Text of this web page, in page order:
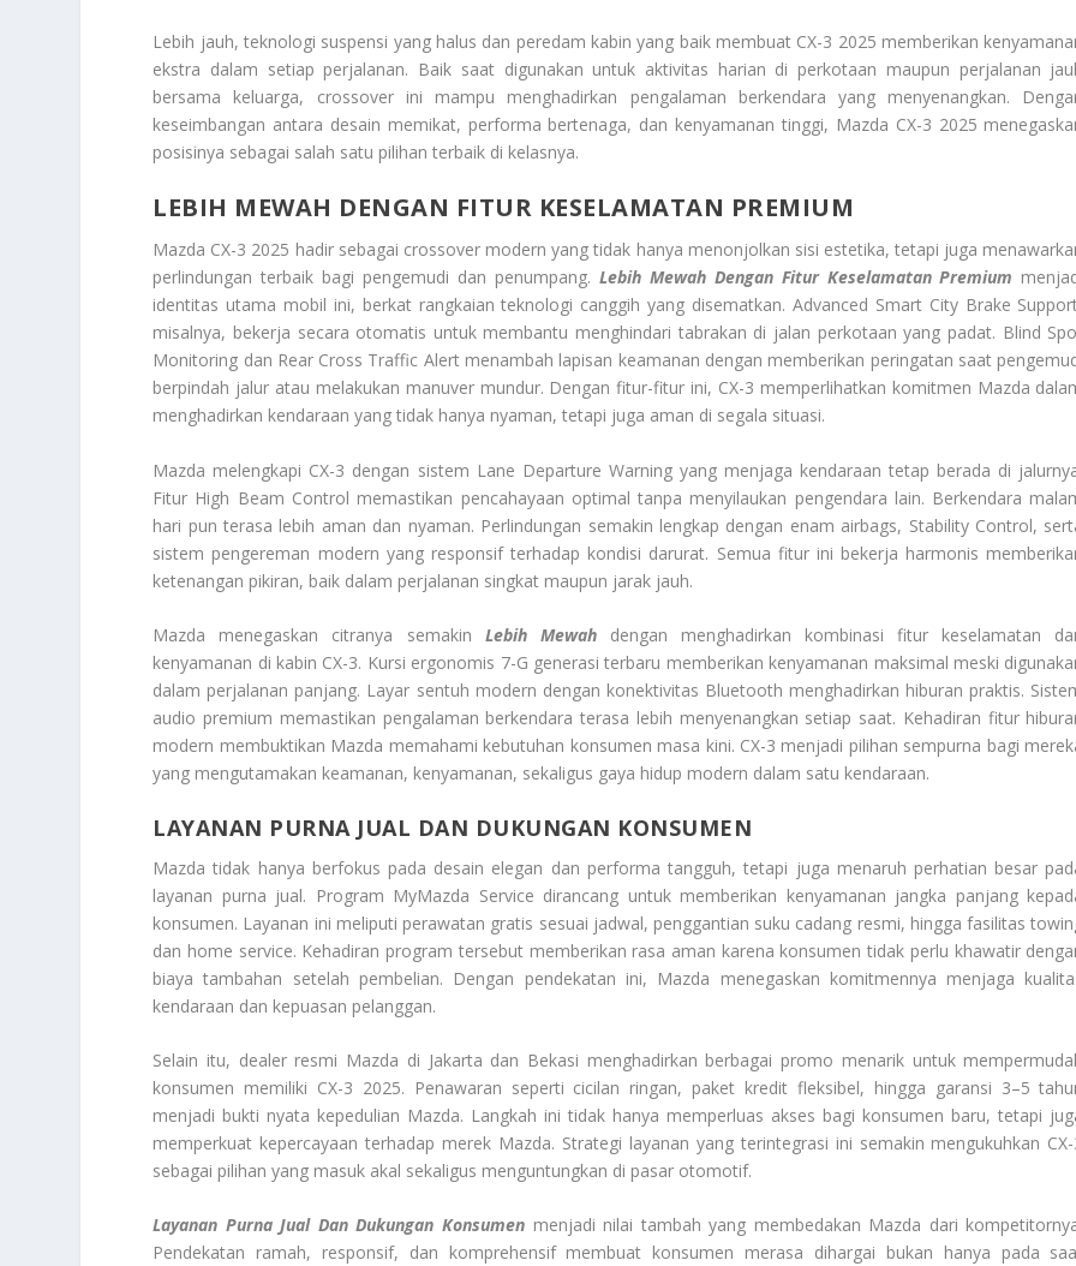
Lebih jauh, teknologi suspensi yang halus dan peredam kabin yang baik membuat CX-3 2025 memberikan
ekstra dalam setiap perjalanan. Baik saat digunakan untuk aktivitas harian di perkotaan maupun perjalanan
bersama keluarga, crossover ini mampu menghadirkan pengalaman berkendara yang menyenangkan.
keseimbangan antara desain memikat, performa bertenaga, dan kenyamanan tinggi, Mazda CX-3 2025
posisinya sebagai salah satu pilihan terbaik di kelasnya.
LEBIH MEWAH DENGAN FITUR KESELAMATAN PREMIUM
Mazda CX-3 2025 hadir sebagai crossover modern yang tidak hanya menonjolkan sisi estetika, tetapi juga
perlindungan terbaik bagi pengemudi dan penumpang. Lebih Mewah Dengan Fitur Keselamatan Premium
identitas utama mobil ini, berkat rangkaian teknologi canggih yang disematkan. Advanced Smart City Brake
misalnya, bekerja secara otomatis untuk membantu menghindari tabrakan di jalan perkotaan yang padat. Blind
Monitoring dan Rear Cross Traffic Alert menambah lapisan keamanan dengan memberikan peringatan saat
berpindah jalur atau melakukan manuver mundur. Dengan fitur-fitur ini, CX-3 memperlihatkan komitmen Mazda
menghadirkan kendaraan yang tidak hanya nyaman, tetapi juga aman di segala situasi.
Mazda melengkapi CX-3 dengan sistem Lane Departure Warning yang menjaga kendaraan tetap berada di
Fitur High Beam Control memastikan pencahayaan optimal tanpa menyilaukan pengendara lain. Berkendara
hari pun terasa lebih aman dan nyaman. Perlindungan semakin lengkap dengan enam airbags, Stability Control,
sistem pengereman modern yang responsif terhadap kondisi darurat. Semua fitur ini bekerja harmonis
ketenangan pikiran, baik dalam perjalanan singkat maupun jarak jauh.
Mazda menegaskan citranya semakin Lebih Mewah
dengan menghadirkan kombinasi fitur keselamatan
kenyamanan di kabin CX-3. Kursi ergonomis 7-G generasi terbaru memberikan kenyamanan maksimal meski
dalam perjalanan panjang. Layar sentuh modern dengan konektivitas Bluetooth menghadirkan hiburan praktis.
audio premium memastikan pengalaman berkendara terasa lebih menyenangkan setiap saat. Kehadiran fitur
modern membuktikan Mazda memahami kebutuhan konsumen masa kini. CX-3 menjadi pilihan sempurna bagi
yang mengutamakan keamanan, kenyamanan, sekaligus gaya hidup modern dalam satu kendaraan.
LAYANAN PURNA JUAL DAN DUKUNGAN KONSUMEN
Mazda tidak hanya berfokus pada desain elegan dan performa tangguh, tetapi juga menaruh perhatian besar
layanan purna jual. Program MyMazda Service dirancang untuk memberikan kenyamanan jangka panjang
konsumen. Layanan ini meliputi perawatan gratis sesuai jadwal, penggantian suku cadang resmi, hingga fasilitas
dan home service. Kehadiran program tersebut memberikan rasa aman karena konsumen tidak perlu khawatir
biaya tambahan setelah pembelian. Dengan pendekatan ini, Mazda menegaskan komitmennya menjaga
kendaraan dan kepuasan pelanggan.
Selain itu, dealer resmi Mazda di Jakarta dan Bekasi menghadirkan berbagai promo menarik untuk
konsumen memiliki CX-3 2025. Penawaran seperti cicilan ringan, paket kredit fleksibel, hingga garansi 3–5
menjadi bukti nyata kepedulian Mazda. Langkah ini tidak hanya memperluas akses bagi konsumen baru, tetapi
memperkuat kepercayaan terhadap merek Mazda. Strategi layanan yang terintegrasi ini semakin mengukuhkan CX-
sebagai pilihan yang masuk akal sekaligus menguntungkan di pasar otomotif.
Layanan Purna Jual Dan Dukungan Konsumen menjadi nilai tambah yang membedakan Mazda dari
Pendekatan ramah, responsif, dan komprehensif membuat konsumen merasa dihargai bukan hanya pada